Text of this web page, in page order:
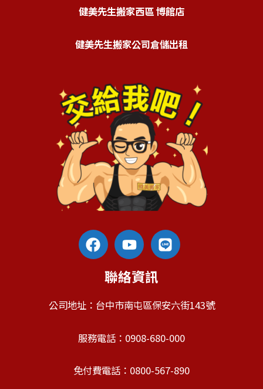
健美先生搬家西區 博館店
健美先生搬家公司倉儲出租
聯絡資訊
公司地址：台中市南屯區保安六街143號
服務電話：0908-680-000
免付費電話：0800-567-890